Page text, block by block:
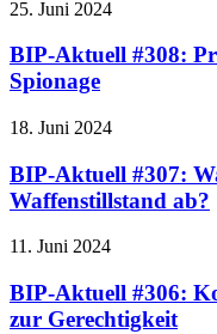
25. Juni 2024
BIP-Aktuell #308:
Spionage
18. Juni 2024
BIP-Aktuell #307:
Waffenstillstand ab?
11. Juni 2024
BIP-Aktuell #306:
zur Gerechtigkeit